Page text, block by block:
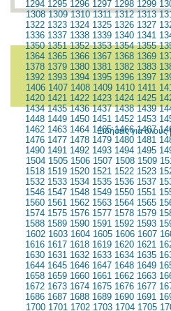
1294 1295 1296 1297 1298 1299
1308 1309 1310 1311 1312 1313
1322 1323 1324 1325 1326 1327
1336 1337 1338 1339 1340 1341
1350 1351 1352 1353 1354 1355
1364 1365 1366 1367 1368 1369
1378 1379 1380 1381 1382 1383
1392 1393 1394 1395 1396 1397
1406 1407 1408 1409 1410 1411
1420 1421 1422 1423 1424 1425
1434 1435 1436 1437 1438 1439
1448 1449 1450 1451 1452 1453
1462 1463 1464 1465 1466 1467
1476 1477 1478 1479 1480 1481
1490 1491 1492 1493 1494 1495
1504 1505 1506 1507 1508 1509
1518 1519 1520 1521 1522 1523
1532 1533 1534 1535 1536 1537
1546 1547 1548 1549 1550 1551
1560 1561 1562 1563 1564 1565
1574 1575 1576 1577 1578 1579
1588 1589 1590 1591 1592 1593
1602 1603 1604 1605 1606 1607
1616 1617 1618 1619 1620 1621
1630 1631 1632 1633 1634 1635
1644 1645 1646 1647 1648 1649
1658 1659 1660 1661 1662 1663
1672 1673 1674 1675 1676 1677
1686 1687 1688 1689 1690 1691
1700 1701 1702 1703 1704 1705
Ειδήσεις για όλους